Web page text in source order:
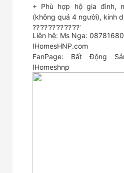
+ Phù hợp hộ gia đình,
(không quá 4 người), kinh
Liên hệ: Ms Nga:
IHomesHNP.com
FanPage: Bất Động
IHomeshnp